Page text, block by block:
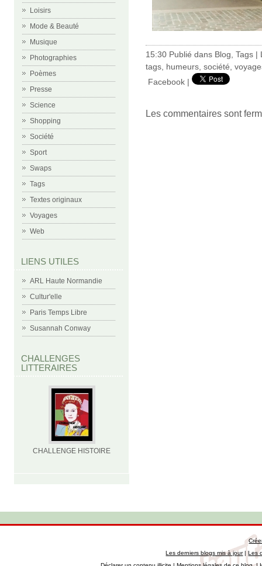
Loisirs
Mode & Beauté
Musique
Photographies
Poèmes
Presse
Science
Shopping
Société
Sport
Swaps
Tags
Textes originaux
Voyages
Web
LIENS UTILES
ARL Haute Normandie
Cultur'elle
Paris Temps Libre
Susannah Conway
CHALLENGES
LITTERAIRES
CHALLENGE HISTOIRE
15:30 Publié dans Blog Tags |
tags humeurs société
Facebook |
Les commentaires sont
Les derniers blogs mis à jour|Les